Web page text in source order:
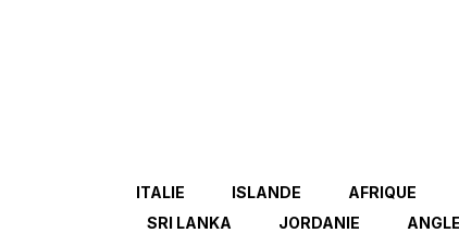
ITALIE ISLANDE AFRIQUE
SRI LANKA
JORDANIE